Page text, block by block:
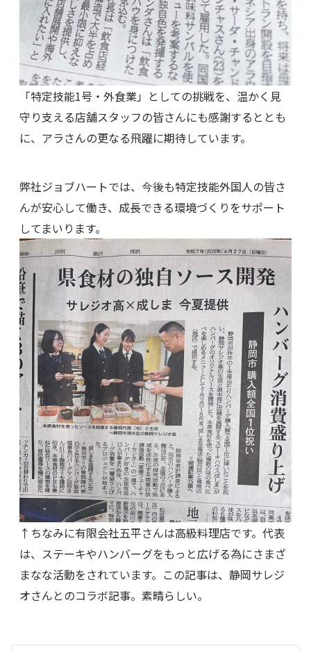
「特定技能1号・外食業」としての挑戦を、温かく見
守り支える店舗スタッフの皆さんにも感謝するととも
に、アラさんの更なる飛躍に期待しています。
弊社ジョブハートでは、今後も特定技能外国人の皆さ
んが安心して働き、成長できる環境づくりをサポート
してまいります。
↑ちなみに有限会社五平さんは高級料理店です。代表
は、ステーキやハンバーグをもっと広げる為にさまざ
まなな活動をされています。この記事は、静岡サレジ
オさんとのコラボ記事。素晴らしい。